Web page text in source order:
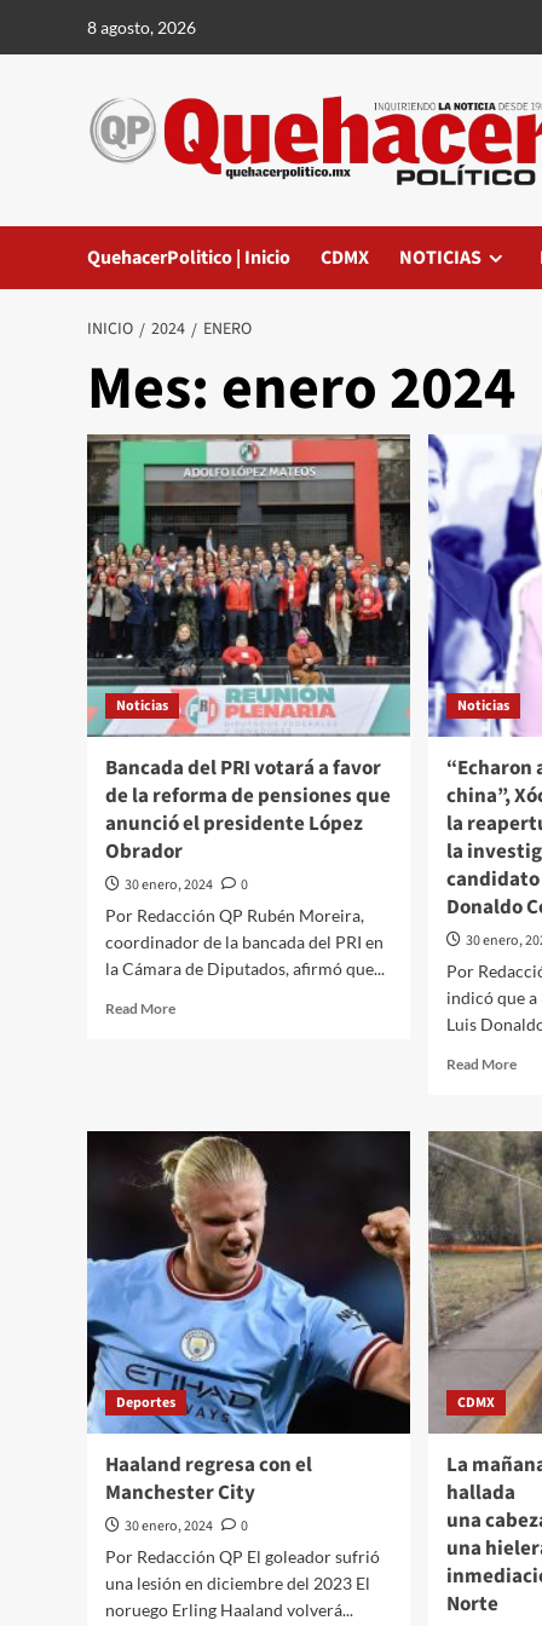
8 agosto, 2026
QuehacerPolitico | Inicio CDMX NOTICIAS
INICIO 2024 ENERO
Mes:enero 2024
Noticias
Bancada del PRI votará a favor
de la reforma de pensiones que
anunció el presidente López
Obrador
30 enero, 2024
0
Por Redacción QP Rubén Moreira,
coordinador de la bancada del PRI en
la Cámara de Diputados, afirmó que...
Read MoreRead
votará
a
favor
de
la reforma
de
pensiones que
anunció
el
presidente López
Obrador
Noticias
“Echaron
china”,
la
la
Donaldo
30 enero,
Por
indicó que a
Luis
Read MoreRead
a
la
caja
la
la
Deportes
Haaland regresa con el
Manchester City
30 enero, 2024
0
Por Redacción QP El goleador sufrió
una lesión en diciembre del 2023 El
noruego Erling Haaland volverá...
CDMX
La
hallada
una
una
Norte